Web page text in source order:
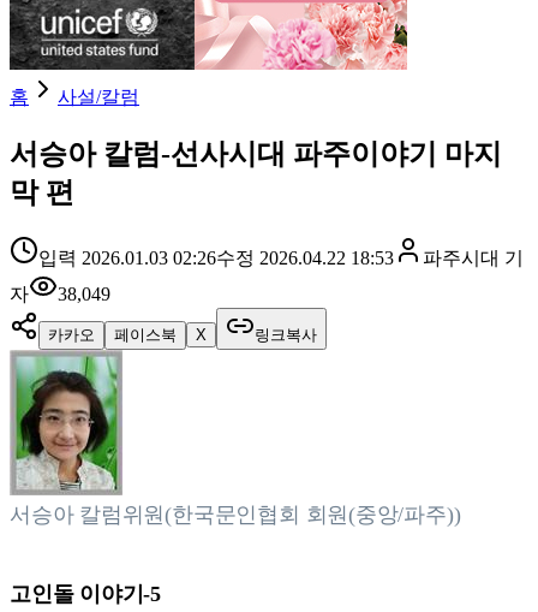
홈 사설/칼럼
서승아 칼럼-선사시대 파주이야기 마지
막 편
입력 2026.01.03 02:26수정 2026.04.22 18:53 파주시대 기
자
38,049
카카오 페이스북 X 링크복사
서승아 칼럼위원(한국문인협회 회원(중앙/파주))
고인돌 이야기-5